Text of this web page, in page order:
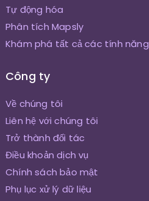
Tự động hóa
Phân tích Mapsly
Khám phá tất cả các tính năng
Công ty
Về chúng tôi
Liên hệ với chúng tôi
Trở thành đối tác
Điều khoản dịch vụ
Chính sách bảo mật
Phụ lục xử lý dữ liệu